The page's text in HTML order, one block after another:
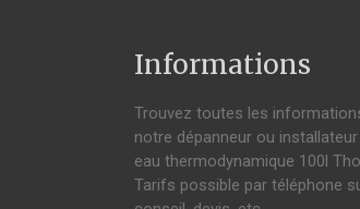
Informations
Trouvez toutes les
notre dépanneur ou
eau thermodynamique 100l
Tarifs possible par téléphone